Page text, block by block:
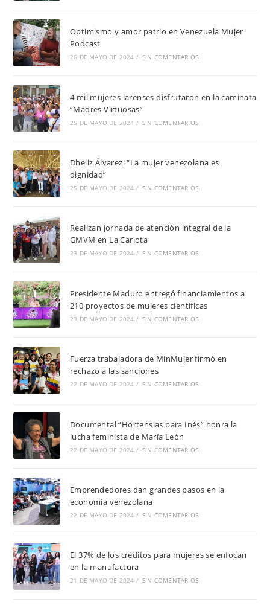
Optimismo y amor patrio en Venezuela Mujer
Podcast
26 DE MAYO DE 2024 / SIN COMENTARIOS
4 mil mujeres larenses disfrutaron en la caminata
“Madres Virtuosas”
25 DE MAYO DE 2024 / SIN COMENTARIOS
Dheliz Álvarez: “La mujer venezolana es
dignidad”
25 DE MAYO DE 2024 / SIN COMENTARIOS
Realizan jornada de atención integral de la
GMVM en La Carlota
23 DE MAYO DE 2024 / SIN COMENTARIOS
Presidente Maduro entregó financiamientos a
210 proyectos de mujeres científicas
23 DE MAYO DE 2024 / SIN COMENTARIOS
Fuerza trabajadora de MinMujer firmó en
rechazo a las sanciones
22 DE MAYO DE 2024 / SIN COMENTARIOS
Documental “Hortensias para Inés” honra la
lucha feminista de María León
22 DE MAYO DE 2024 / SIN COMENTARIOS
Emprendedores dan grandes pasos en la
economía venezolana
22 DE MAYO DE 2024 / SIN COMENTARIOS
El 37% de los créditos para mujeres se enfocan
en la manufactura
21 DE MAYO DE 2024 / SIN COMENTARIOS